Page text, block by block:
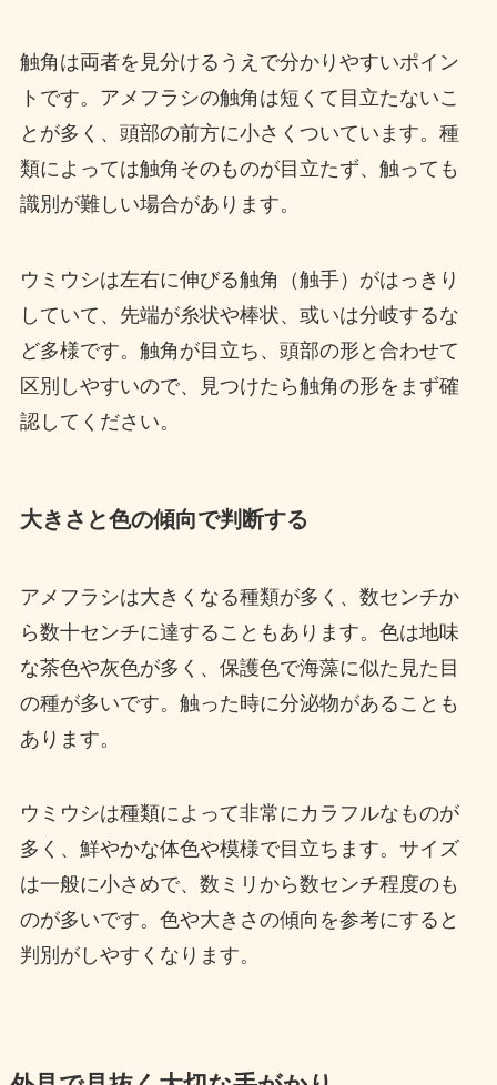
触角は両者を見分けるうえで分かりやすいポイン
トです。アメフラシの触角は短くて目立たないこ
とが多く、頭部の前方に小さくついています。種
類によっては触角そのものが目立たず、触っても
識別が難しい場合があります。
ウミウシは左右に伸びる触角（触手）がはっきり
していて、先端が糸状や棒状、或いは分岐するな
ど多様です。触角が目立ち、頭部の形と合わせて
区別しやすいので、見つけたら触角の形をまず確
認してください。
大きさと色の傾向で判断する
アメフラシは大きくなる種類が多く、数センチか
ら数十センチに達することもあります。色は地味
な茶色や灰色が多く、保護色で海藻に似た見た目
の種が多いです。触った時に分泌物があることも
あります。
ウミウシは種類によって非常にカラフルなものが
多く、鮮やかな体色や模様で目立ちます。サイズ
は一般に小さめで、数ミリから数センチ程度のも
のが多いです。色や大きさの傾向を参考にすると
判別がしやすくなります。